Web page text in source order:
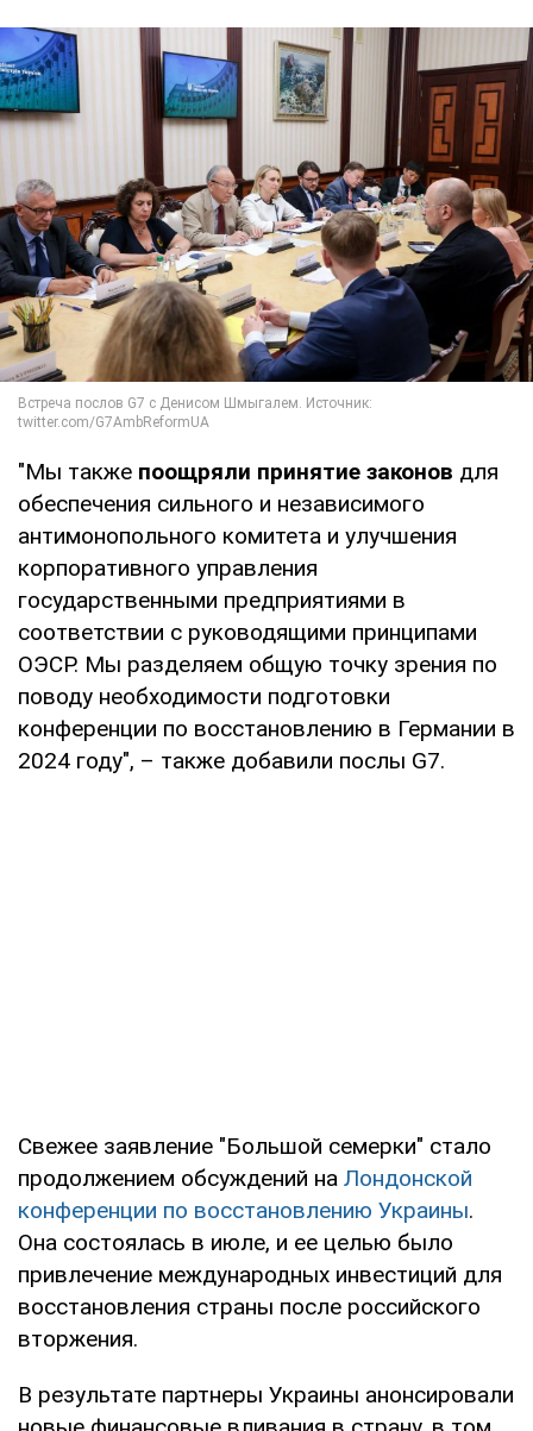
"Мы также поощряли принятие законов для
обеспечения сильного и независимого
антимонопольного комитета и улучшения
корпоративного управления
государственными предприятиями в
соответствии с руководящими принципами
ОЭСР. Мы разделяем общую точку зрения по
поводу необходимости подготовки
конференции по восстановлению в Германии в
2024 году", – также добавили послы G7.
Свежее заявление "Большой семерки" стало
продолжением обсуждений на Лондонской
конференции по восстановлению Украины.
Она состоялась в июле, и ее целью было
привлечение международных инвестиций для
восстановления страны после российского
вторжения.
В результате партнеры Украины анонсировали